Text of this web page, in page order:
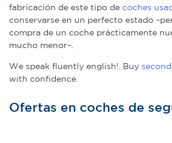
sección de datos . Puede cambiar o
consentimiento en cualquier
de cookies.
Las cookies de este sitio web se
el contenido y los anuncios, ofrecer
información sobre el uso que haga
fabricación de este tipo de coches
conservarse en un perfecto estado
compra de un coche prácticamente
mucho menor–.
We speak fluently english!. Buy
with confidence.
Ofertas en coches de